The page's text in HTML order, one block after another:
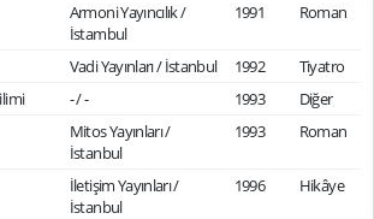
Armoni Yayıncılık /
İstambul
1991 Roman
Vadi Yayınları / İstanbul 1992
Tiyatro
- / - 1993
Diğer
Mitos Yayınları /
İstanbul
1993 Roman
İletişim Yayınları /
İstanbul
1996 Hikâye